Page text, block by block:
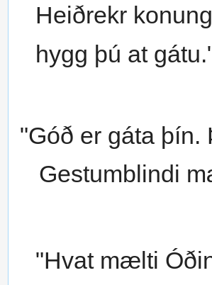
Heiðrekr
hygg þú at
"Góð er gáta
Gestumblindi
"Hvat mælti